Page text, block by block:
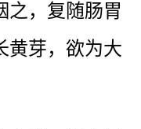
之，复随肠胃
黄芽，欲为大